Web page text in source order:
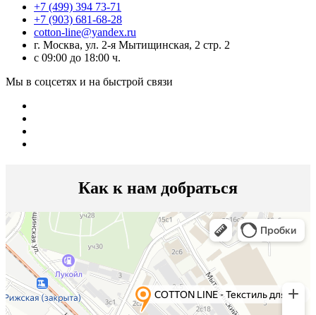
+7 (499) 394 73-71
+7 (903) 681-68-28
cotton-line@yandex.ru
г. Москва, ул. 2-я Мытищинская, 2 стр. 2
с 09:00 до 18:00 ч.
Мы в соцсетях и на быстрой связи
Как к нам добраться